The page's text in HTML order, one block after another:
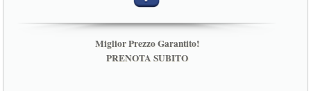
Miglior Prezzo Garantito!
PRENOTA SUBITO